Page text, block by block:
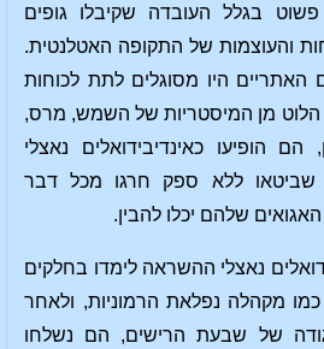
בגלל העובדה שקיבלו גופים
והעוצמות של התקופה האטלנטית.
האתריים היו מסוגלים לתת לכוחות
הלוט מן המיסטריות של השמש, מרס,
הופיעו כאינדיבידואלים נאצלי
ללא ספק חרגו מכל דבר
שלהם יכלו להבין.
נאצלי ההשראה לימדו בחלקים
מקהלה נפלאת הרמוניות, ולאחר
של שבעת הרישים, הם נשלחו